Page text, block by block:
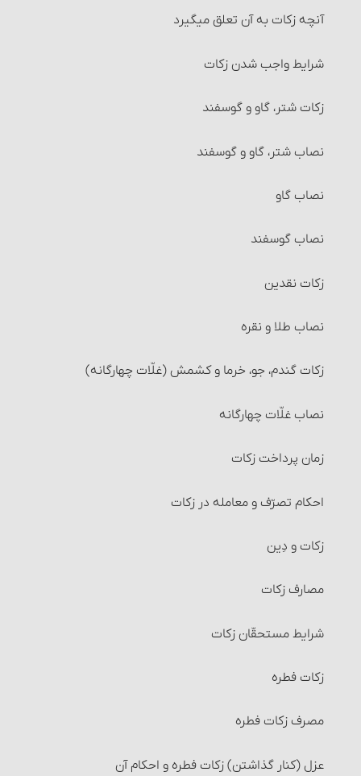
آنچه زکات به آن تعلق می‎گیرد‏
شرایط واجب شدن زکات‏
زکات شتر، گاو و گوسفند
نصاب شتر، گاو و گوسفند
نصاب گاو
نصاب گوسفند
زکات نقدین‏
نصاب طلا و نقره‏
زکات گندم، جو، خرما و کشمش (غلّات چهارگانه)
نصاب غلّات چهارگانه‏
زمان پرداخت زکات‏
احکام تصرّف و معامله در زکات
زکات و دِین‏
مصارف زکات
شرایط مستحقّان زکات‏
زکات فطره
مصرف زکات فطره
عزل (کنار گذاشتن) زکات فطره و احکام آن